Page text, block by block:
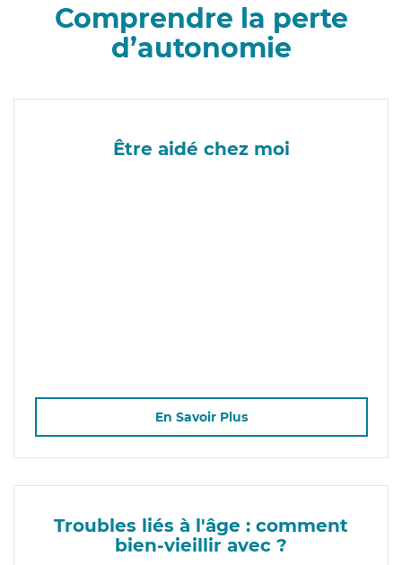
Comprendre la perte
d’autonomie
Être aidé chez moi
En Savoir Plus
Troubles liés à l'âge : comment
bien-vieillir avec ?